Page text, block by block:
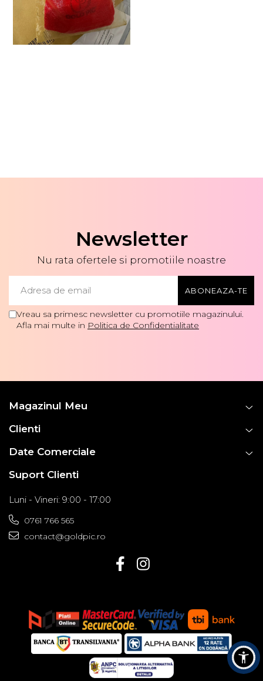
Newsletter
Nu rata ofertele si promotiile noastre
Vreau sa primesc newsletter cu promotiile magazinului.
Afla mai multe in Politica de Confidentialitate
Magazinul Meu
Clienti
Date Comerciale
Suport Clienti
Luni - Vineri: 9:00 - 17:00
0761 766 565
contact@goldpic.ro